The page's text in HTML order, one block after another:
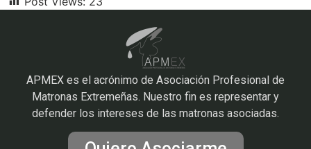
APMEX es el acrónimo de Asociación Profesional de
Matronas Extremeñas. Nuestro fin es representar y
defender los intereses de las matronas asociadas.